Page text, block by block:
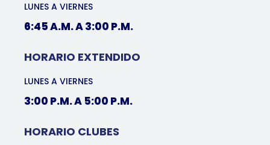
LUNES A VIERNES
6:45 A.M. A 3:00 P.M.
HORARIO EXTENDIDO
LUNES A VIERNES
3:00 P.M. A 5:00 P.M.
HORARIO CLUBES